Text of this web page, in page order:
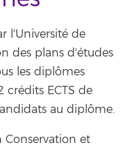
l'Université de
des plans d'études
les diplômes
ECTS de
au diplôme.
et